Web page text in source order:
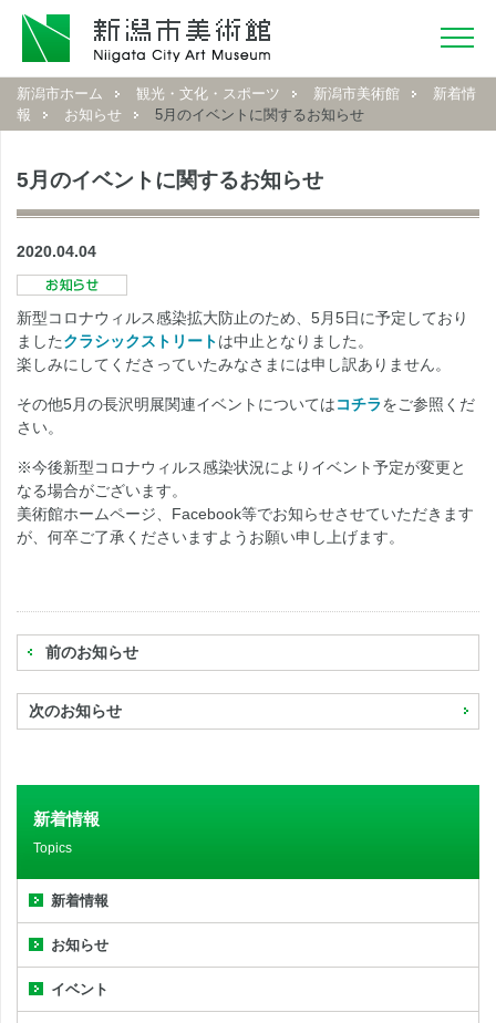
新潟市ホーム 観光・文化・スポーツ 新潟市美術館
新着情
報
お知らせ 5月のイベントに関するお知らせ
5月のイベントに関するお知らせ
2020.04.04
新型コロナウィルス感染拡大防止のため、5月5日に予定しており
ましたクラシックストリートは中止となりました。
楽しみにしてくださっていたみなさまには申し訳ありません。
その他5月の長沢明展関連イベントについてはコチラをご参照くだ
さい。
※今後新型コロナウィルス感染状況によりイベント予定が変更と
なる場合がございます。
美術館ホームページ、Facebook等でお知らせさせていただきます
が、何卒ご了承くださいますようお願い申し上げます。
前のお知らせ
次のお知らせ
新着情報
Topics
新着情報
お知らせ
イベント